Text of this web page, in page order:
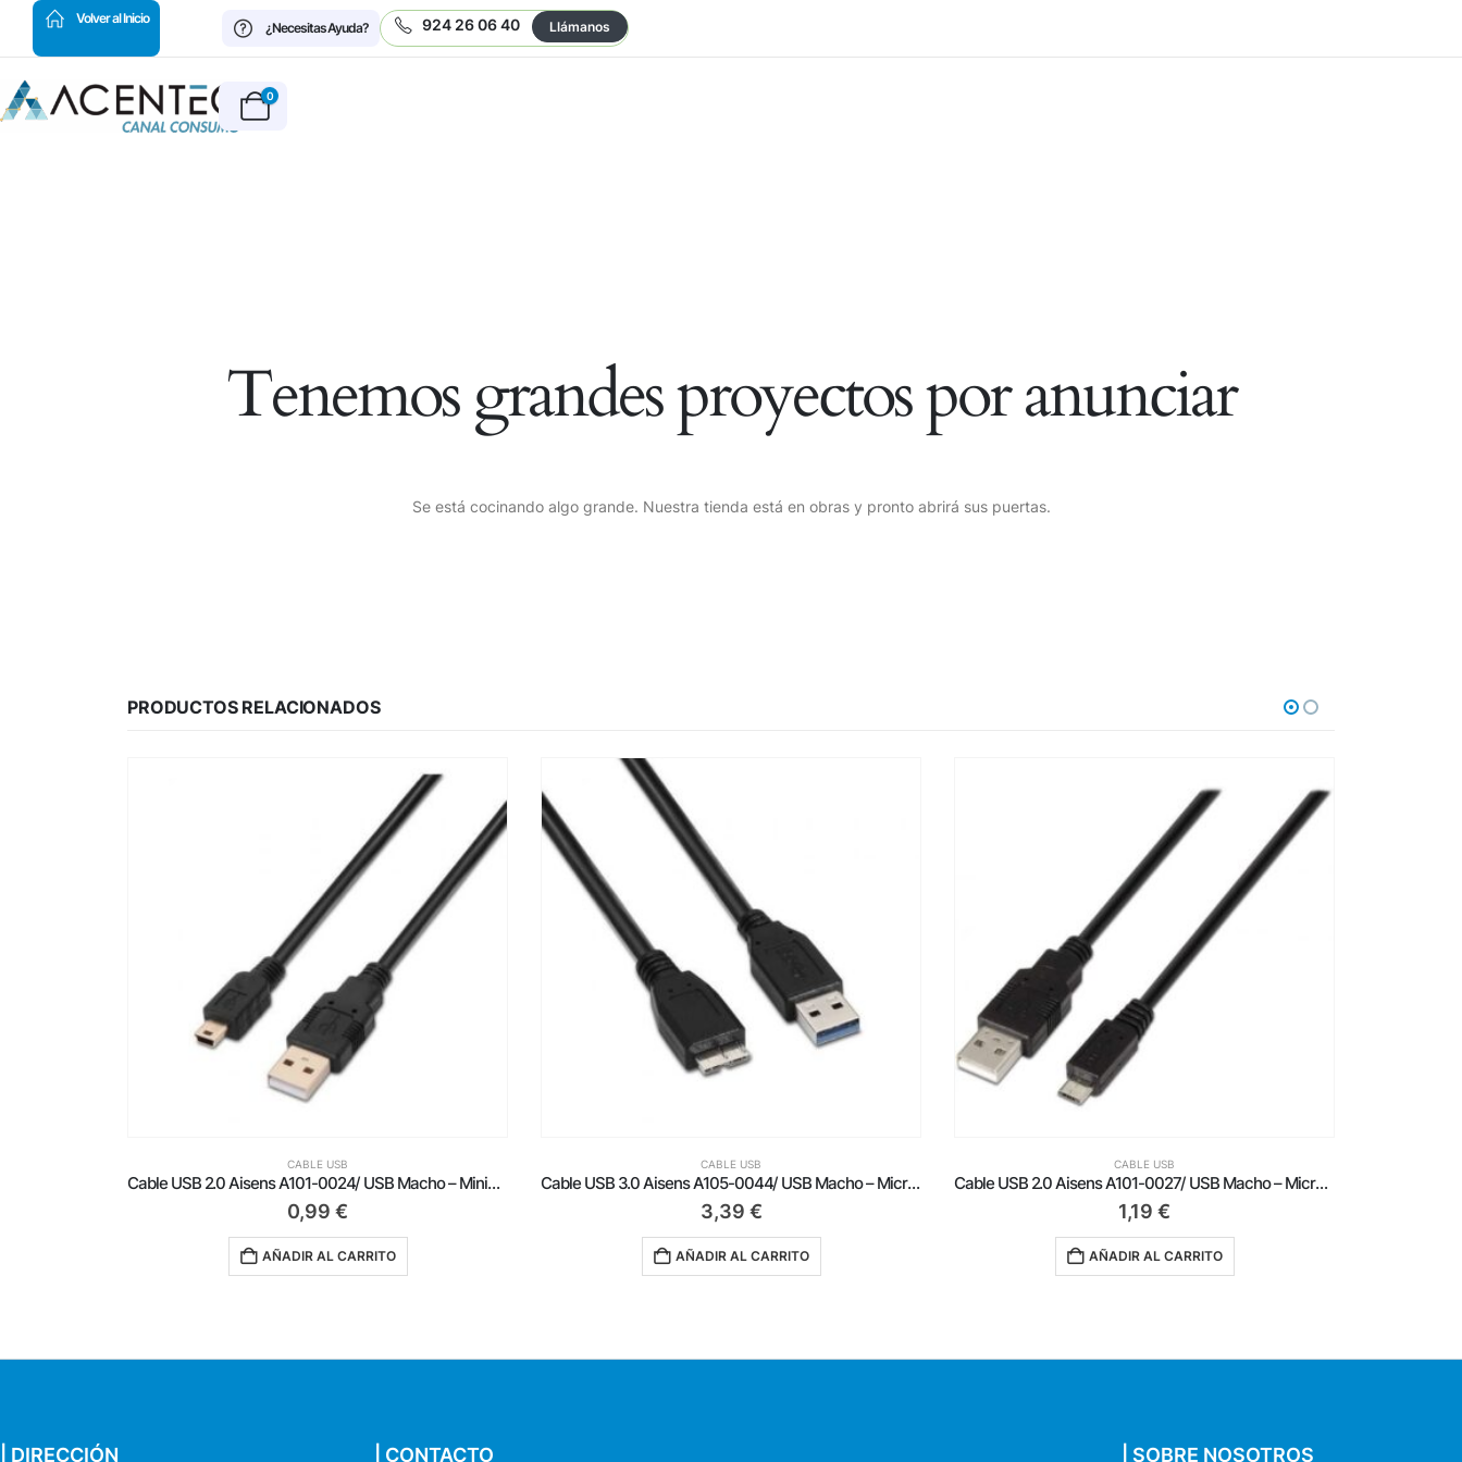
Volver al Inicio
¿Necesitas Ayuda?
924 26 06 40 Llámanos
0
Tenemos grandes proyectos por anunciar
Se está cocinando algo grande. Nuestra tienda está en obras y pronto abrirá sus puertas.
PRODUCTOS RELACIONADOS
CABLE USB
Cable USB 3.0 Aisens A105-0044/ USB Macho – MicroUSB Macho/ Hasta 9W/ 625Mbps/ 2m/ Negro
3,39€
AÑADIR AL CARRITO
CABLE USB
Cable USB 2.0 Aisens A101-0027/ USB Macho – MicroUSB Macho/ Hasta 2.5W/ 60Mbps/ 80cm/ Negro
1,19 €
AÑADIR AL CARRITO
CABLE USB
Cable USB 2.0 Tipo-C Aisens A107-0051/ USB Tipo-C Macho – USB Macho/ Hasta 9W/ 625Mbps/ 1m/ Negro
2,29€
AÑADIR AL CARRITO
| DIRECCIÓN | CONTACTO | SOBRE NOSOTROS